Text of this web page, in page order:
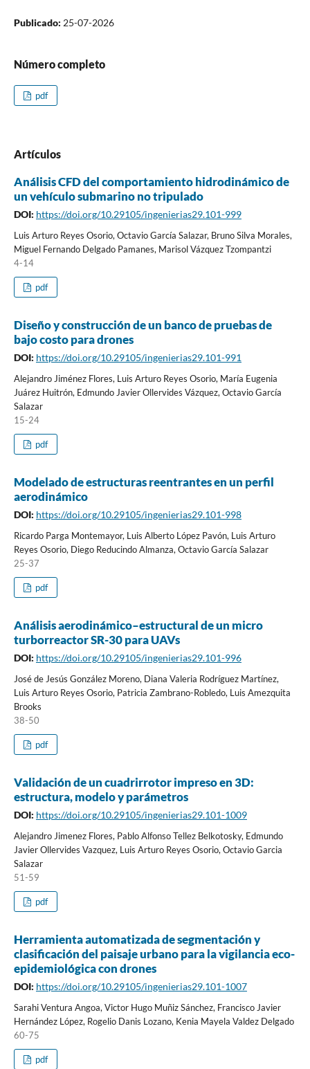
Publicado: 25-07-2026
Número completo
pdf
Artículos
Análisis CFD del comportamiento hidrodinámico de
un vehículo submarino no tripulado
DOI: https://doi.org/10.29105/ingenierias29.101-999
Luis Arturo Reyes Osorio, Octavio García Salazar, Bruno Silva Morales,
Miguel Fernando Delgado Pamanes, Marisol Vázquez Tzompantzi
4-14
pdf
Diseño y construcción de un banco de pruebas de
bajo costo para drones
DOI: https://doi.org/10.29105/ingenierias29.101-991
Alejandro Jiménez Flores, Luis Arturo Reyes Osorio, María Eugenia
Juárez Huitrón, Edmundo Javier Ollervides Vázquez, Octavio García
Salazar
15-24
pdf
Modelado de estructuras reentrantes en un perfil
aerodinámico
DOI: https://doi.org/10.29105/ingenierias29.101-998
Ricardo Parga Montemayor, Luis Alberto López Pavón, Luis Arturo
Reyes Osorio, Diego Reducindo Almanza, Octavio García Salazar
25-37
pdf
Análisis aerodinámico–estructural de un micro
turborreactor SR-30 para UAVs
DOI: https://doi.org/10.29105/ingenierias29.101-996
José de Jesús González Moreno, Diana Valeria Rodríguez Martínez,
Luis Arturo Reyes Osorio, Patricia Zambrano-Robledo, Luis Amezquita
Brooks
38-50
pdf
Validación de un cuadrirrotor impreso en 3D:
estructura, modelo y parámetros
DOI: https://doi.org/10.29105/ingenierias29.101-1009
Alejandro Jimenez Flores, Pablo Alfonso Tellez Belkotosky, Edmundo
Javier Ollervides Vazquez, Luis Arturo Reyes Osorio, Octavio Garcia
Salazar
51-59
pdf
Herramienta automatizada de segmentación y
clasificación del paisaje urbano para la vigilancia eco-
epidemiológica con drones
DOI: https://doi.org/10.29105/ingenierias29.101-1007
Sarahi Ventura Angoa, Victor Hugo Muñiz Sánchez, Francisco Javier
Hernández López, Rogelio Danis Lozano, Kenia Mayela Valdez Delgado
60-75
pdf